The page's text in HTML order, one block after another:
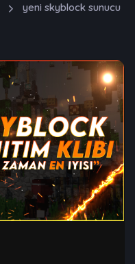
yeni skyblock sunucu